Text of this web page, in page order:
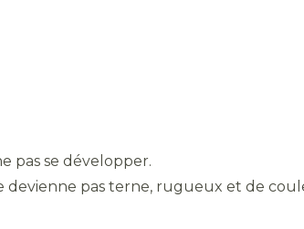
pas se développer.
pas terne, rugueux et de